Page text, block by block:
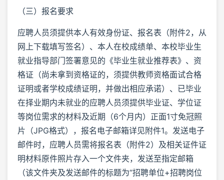
（三）报名要求
应聘人员须提供本人有效身份证、报名表（附件2，从
网上下载填写签名）、本人在校成绩单、本校毕业生
就业指导部门签署意见的《毕业生就业推荐表》、资
格证（尚未拿到资格证的，须提供教师资格面试合格
证明或者学校成绩证明，并做出相应承诺）、已毕业
在择业期内未就业的应聘人员须提供毕业证、学位证
等岗位需求的材料及近期（6个月内）正面1寸免冠照
片（JPG格式），报名电子邮箱详见附件1。发送电子
邮件时，应聘人员需将报名表（附件2）及相关证件证
明材料原件照片存入一个文件夹，发送至指定邮箱
（该文件夹及发送邮件的标题为“招聘单位+招聘岗位